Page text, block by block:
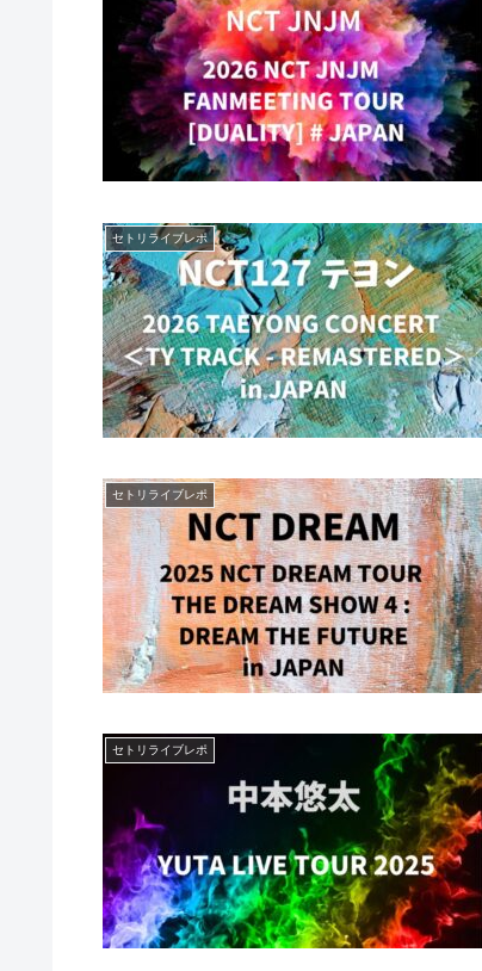
セトリライブレポ
セトリライブレポ
セトリライブレポ